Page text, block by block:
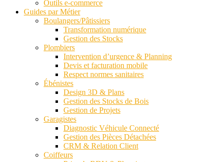
Outils e-commerce
Guides par Métier
Boulangers/Pâtissiers
Transformation numérique
Gestion des Stocks
Plombiers
Intervention d’urgence & Planning
Devis et facturation mobile
Respect normes sanitaires
Ébénistes
Design 3D & Plans
Gestion des Stocks de Bois
Gestion de Projets
Garagistes
Diagnostic Véhicule Connecté
Gestion des Pièces Détachées
CRM & Relation Client
Coiffeurs